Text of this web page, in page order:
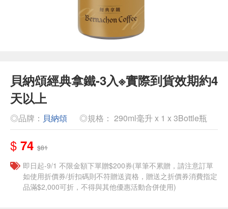
貝納頌經典拿鐵-3入※實際到貨效期約4
天以上
◎品牌： 貝納頌 ◎規格： 290ml毫升 x 1 x 3Bottle瓶
$ 74 $81
即日起-9/1 不限金額下單贈$200券(單筆不累贈，請注意訂單
如使用折價券/折扣碼則不符贈送資格，贈送之折價券消費指定
品滿$2,000可折，不得與其他優惠活動合併使用)